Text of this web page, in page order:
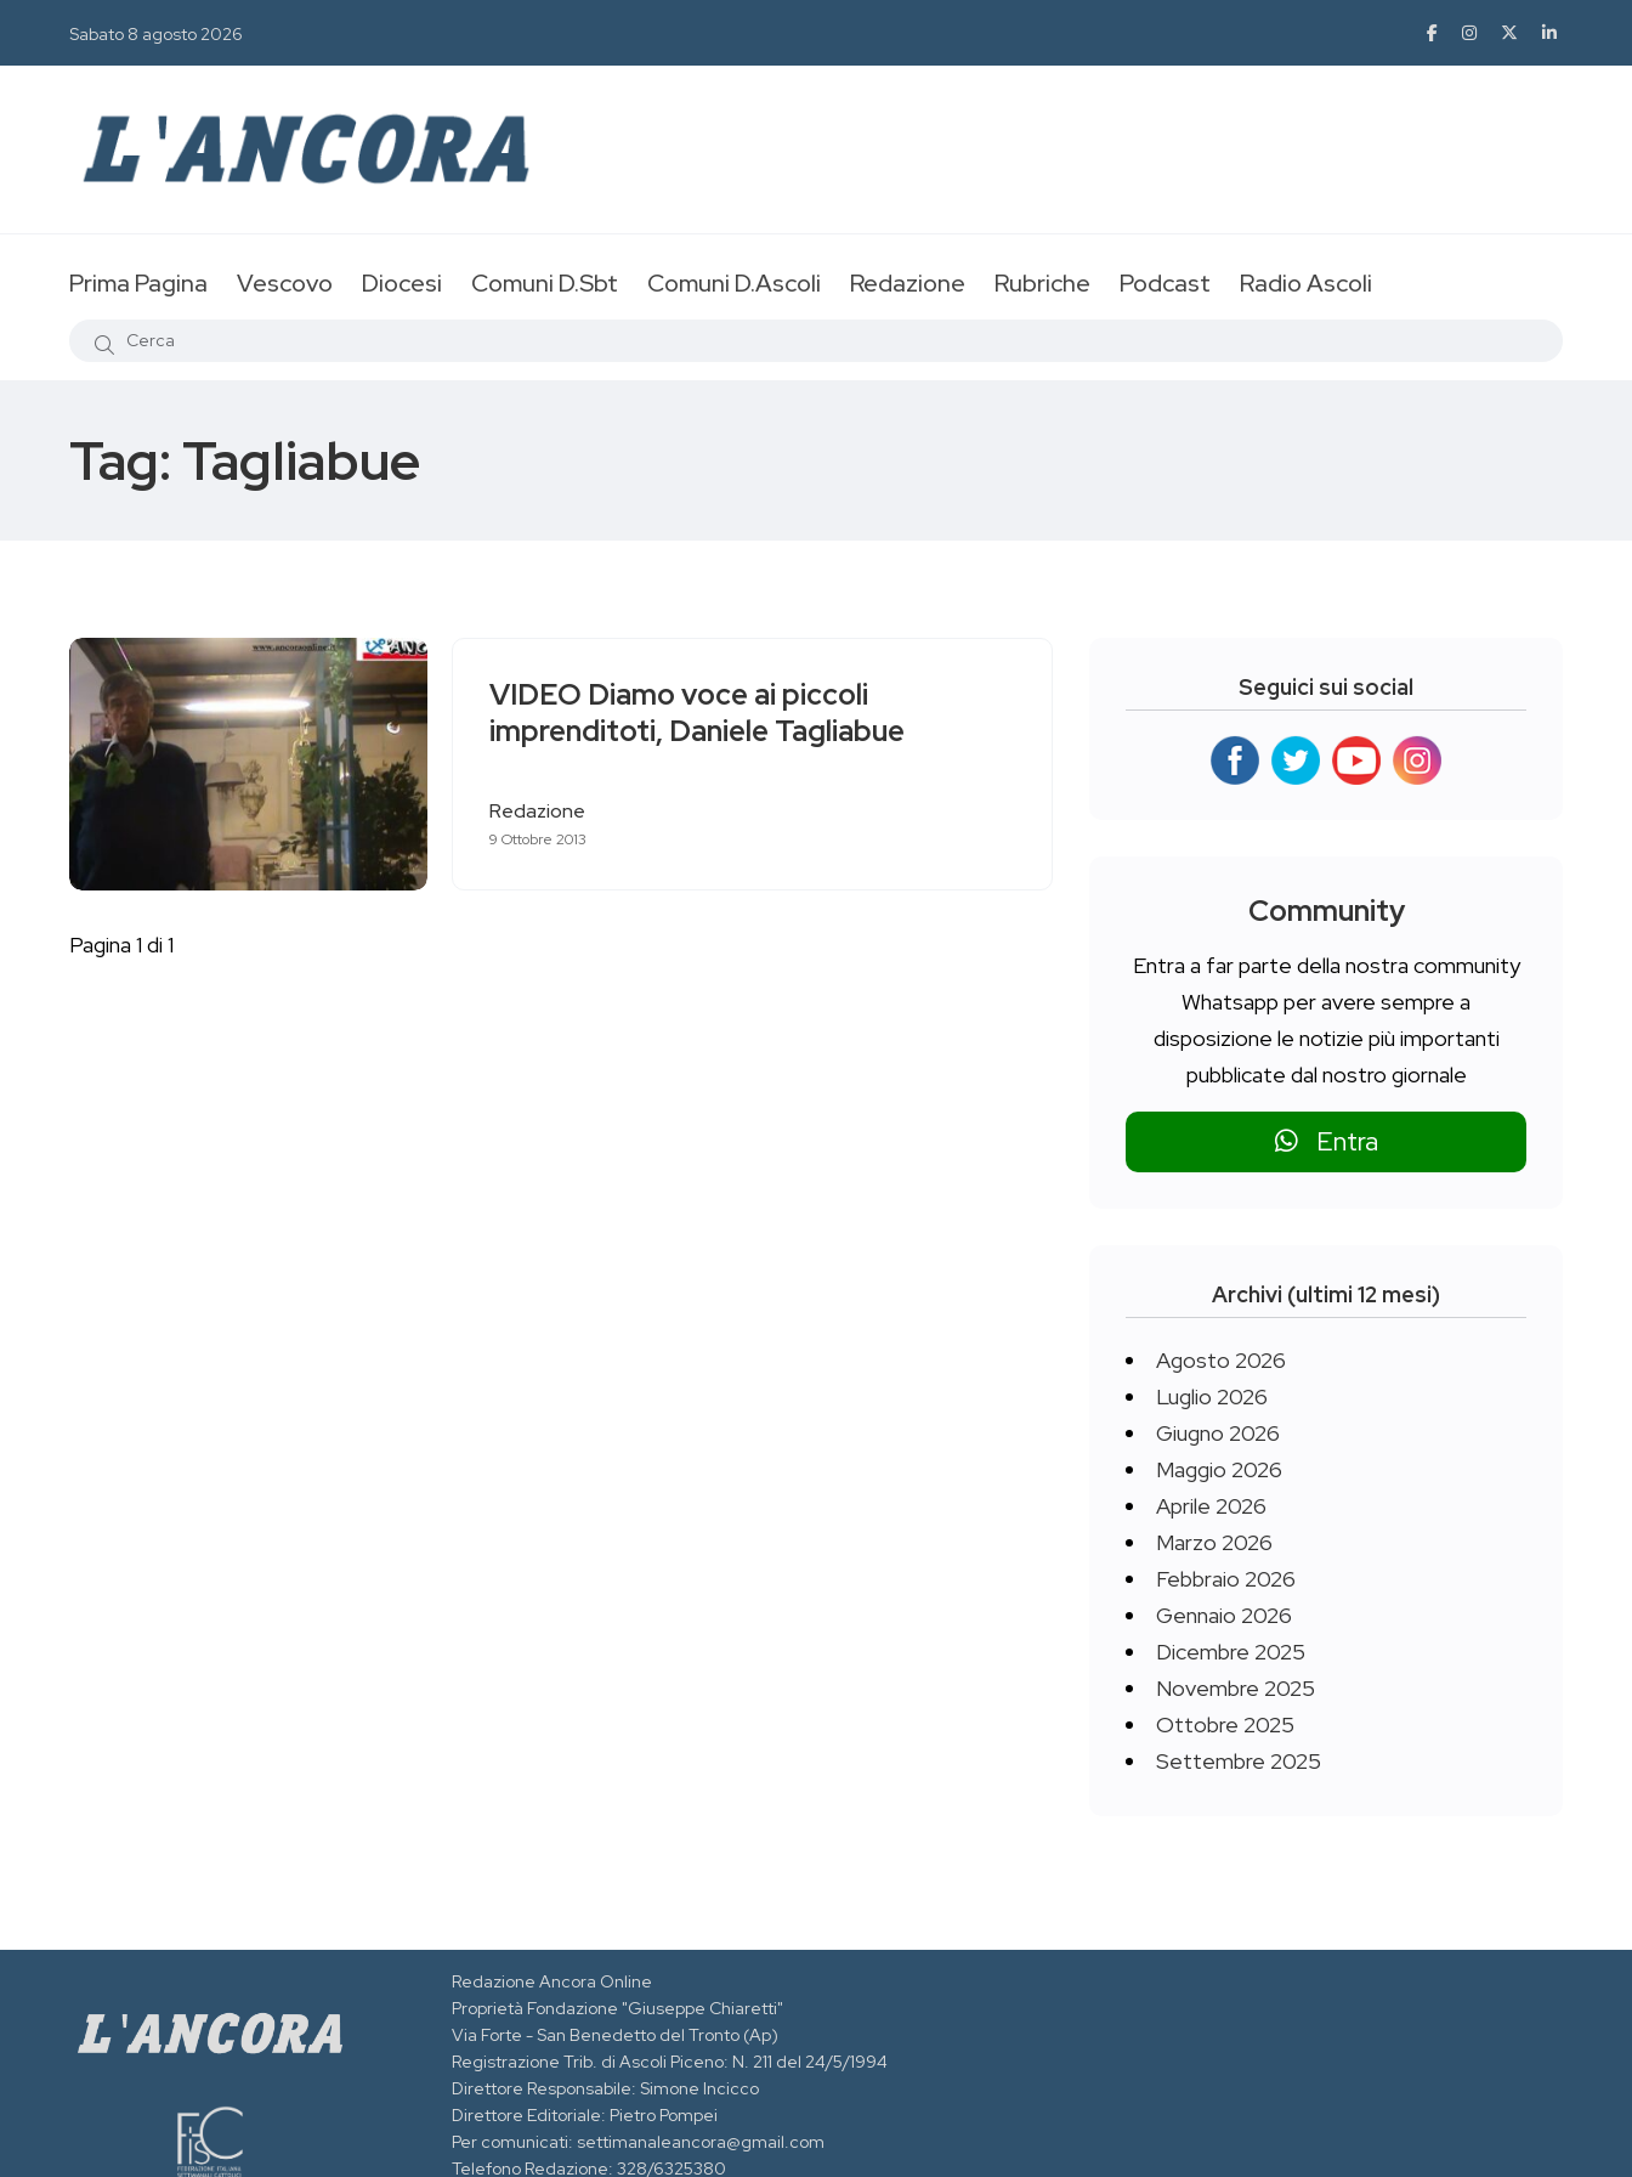
Sabato 8 agosto 2026
Prima Pagina Vescovo Diocesi Comuni D.Sbt Comuni D.Ascoli Redazione Rubriche Podcast Radio Ascoli
Tag: Tagliabue
VIDEO Diamo voce ai piccoli
imprenditoti, Daniele Tagliabue
Redazione
9 Ottobre 2013
Pagina 1 di 1
Seguici sui social
Community
Entra a far parte della nostra community
Whatsapp per avere sempre a
disposizione le notizie più importanti
pubblicate dal nostro giornale
Entra
Archivi (ultimi 12 mesi)
Agosto 2026
Luglio 2026
Giugno 2026
Maggio 2026
Aprile 2026
Marzo 2026
Febbraio 2026
Gennaio 2026
Dicembre 2025
Novembre 2025
Ottobre 2025
Settembre 2025
Redazione Ancora Online
Proprietà Fondazione "Giuseppe Chiaretti"
Via Forte - San Benedetto del Tronto (Ap)
Registrazione Trib. di Ascoli Piceno: N. 211 del 24/5/1994
Direttore Responsabile: Simone Incicco
Direttore Editoriale: Pietro Pompei
Per comunicati: settimanaleancora@gmail.com
Telefono Redazione: 328/6325380